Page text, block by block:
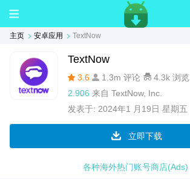
主页 安卓应用 TextNow
TextNow
3.6 1.3m 评论
4.3k 浏览
2.906 来自 TextNow, Inc.
发表于: 2024年1 月19日 星期五
立即下载
各种海外热门账号商店(Ads)